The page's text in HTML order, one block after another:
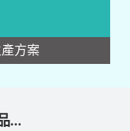
方案
…